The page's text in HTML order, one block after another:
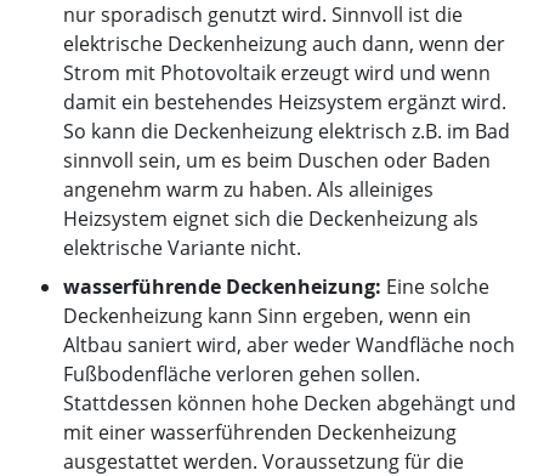
nur sporadisch genutzt wird. Sinnvoll ist die
elektrische Deckenheizung auch dann, wenn der
Strom mit Photovoltaik erzeugt wird und wenn
damit ein bestehendes Heizsystem ergänzt wird.
So kann die Deckenheizung elektrisch z.B. im Bad
sinnvoll sein, um es beim Duschen oder Baden
angenehm warm zu haben. Als alleiniges
Heizsystem eignet sich die Deckenheizung als
elektrische Variante nicht.
wasserführende Deckenheizung: Eine solche
Deckenheizung kann Sinn ergeben, wenn ein
Altbau saniert wird, aber weder Wandfläche noch
Fußbodenfläche verloren gehen sollen.
Stattdessen können hohe Decken abgehängt und
mit einer wasserführenden Deckenheizung
ausgestattet werden. Voraussetzung für die